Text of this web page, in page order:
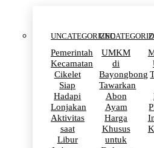
UNCATEGORIZED
Pemerintah
Kecamatan
Cikelet
Siap
Hadapi
Lonjakan
Aktivitas
saat
Libur
UMKM
di
Bayongbong
Tawarkan
Abon
Ayam
Harga
Khusus
untuk